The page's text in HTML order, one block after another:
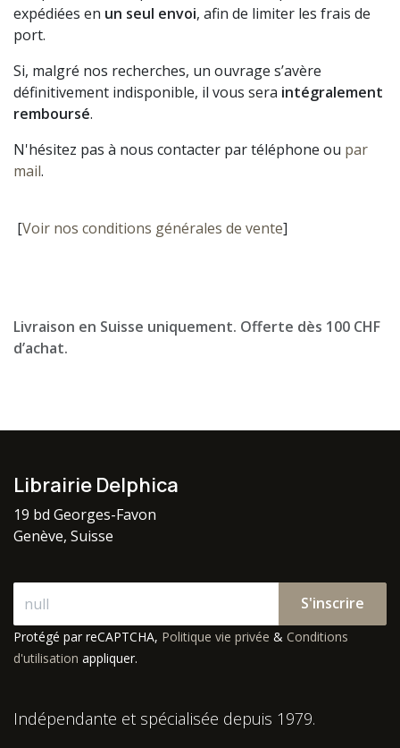
expédiées en un seul envoi, afin de limiter les frais de
port.
Si, malgré nos recherches, un ouvrage s’avère
définitivement indisponible, il vous sera intégralement
remboursé.
N'hésitez pas à nous contacter par téléphone ou par
mail.
[Voir nos conditions générales de vente]
Livraison en Suisse uniquement. Offerte dès 100 CHF
d’achat.
Librairie Delphica
19 bd Georges-Favon
Genève, Suisse
S'inscrire
Protégé par reCAPTCHA, Politique vie privée & Conditions
d'utilisation appliquer.
Indépendante et spécialisée depuis 1979.